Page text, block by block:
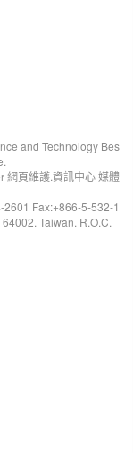
and Technology Bes
網頁維護.資訊中心 媒體
Fax:+866-5-532-1
Taiwan. R.O.C.